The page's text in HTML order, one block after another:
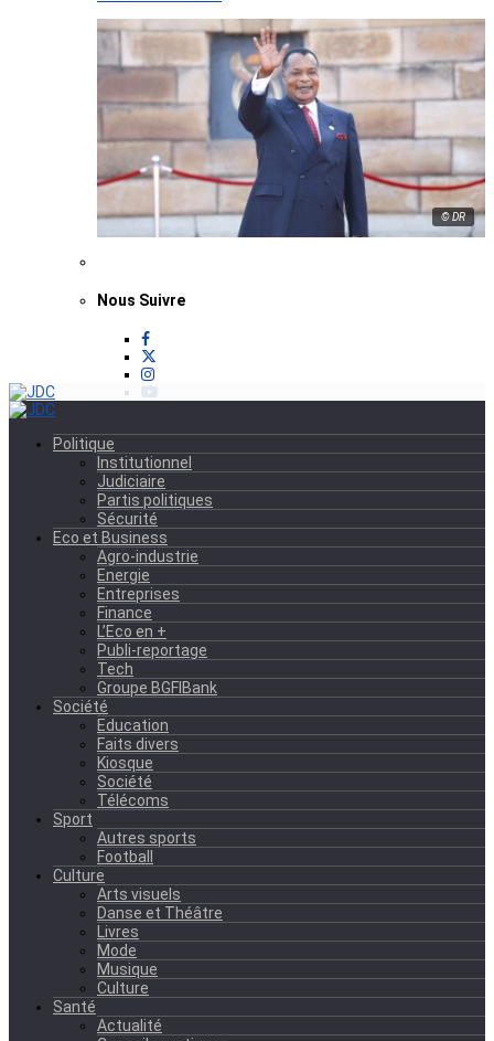
© DR
Nous Suivre
Politique
Institutionnel
Judiciaire
Partis politiques
Sécurité
Eco et Business
Agro-industrie
Energie
Entreprises
Finance
L’Eco en +
Publi-reportage
Tech
Groupe BGFIBank
Société
Education
Faits divers
Kiosque
Société
Télécoms
Sport
Autres sports
Football
Culture
Arts visuels
Danse et Théâtre
Livres
Mode
Musique
Culture
Santé
Actualité